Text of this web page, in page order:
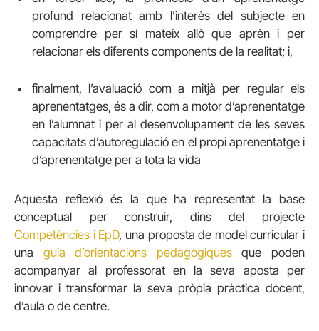
profund relacionat amb l’interès del subjecte en
comprendre per sí mateix allò que aprèn i per
relacionar els diferents components de la realitat; i,
finalment, l’avaluació com a mitjà per regular els
aprenentatges, és a dir, com a motor d’aprenentatge
en l’alumnat i per al desenvolupament de les seves
capacitats d’autoregulació en el propi aprenentatge i
d’aprenentatge per a tota la vida
Aquesta reflexió és la que ha representat la base
conceptual per construir, dins del projecte
Competències i EpD, una proposta de model curricular i
una guia d’orientacions pedagògiquesque poden
acompanyar al professorat en la seva aposta per
innovar i transformar la seva pròpia pràctica docent,
d’aula o de centre.